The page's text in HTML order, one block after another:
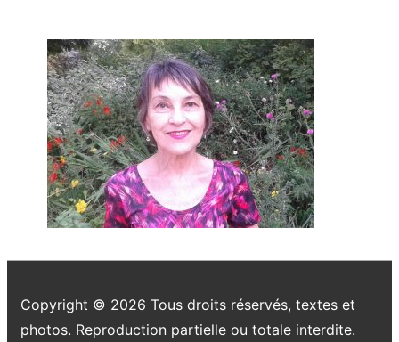
Copyright © 2026 Tous droits réservés, textes et
photos. Reproduction partielle ou totale interdite.